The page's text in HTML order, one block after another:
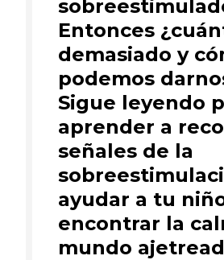
Entonces
demasiado y
podemos
Sigue leyendo
aprender a
señales de la
ayudar a tu
encontrar la
mundo